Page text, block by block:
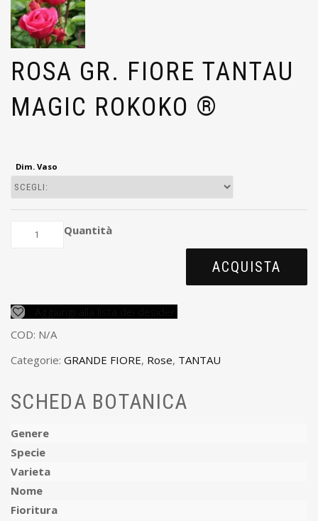
ROSA GR. FIORE TANTAU
MAGIC ROKOKO ®
Dim. Vaso
Quantità
ACQUISTA
COD: N/A
Categorie: GRANDE FIORE, Rose, TANTAU
SCHEDA BOTANICA
Genere
Specie
Varieta
Nome
Fioritura